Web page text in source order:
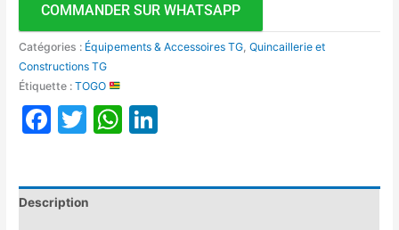
COMMANDER SUR WHATSAPP
Catégories : Équipements & Accessoires TG ,Quincaillerie et
Constructions TG
Étiquette :TOGO
Facebook
TwitterWhatsApp
Description